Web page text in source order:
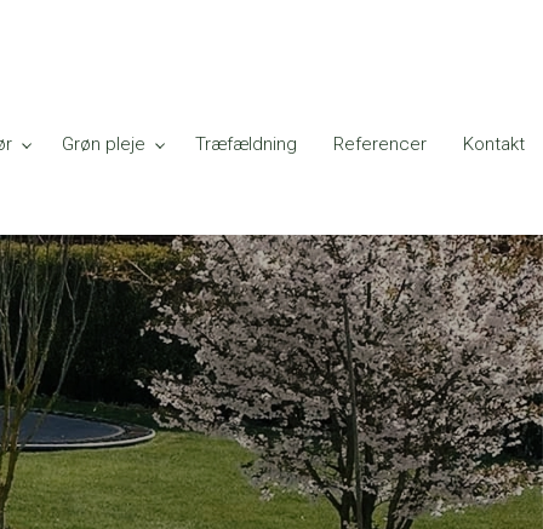
Grøn pleje Træfældning Referencer Kontakt